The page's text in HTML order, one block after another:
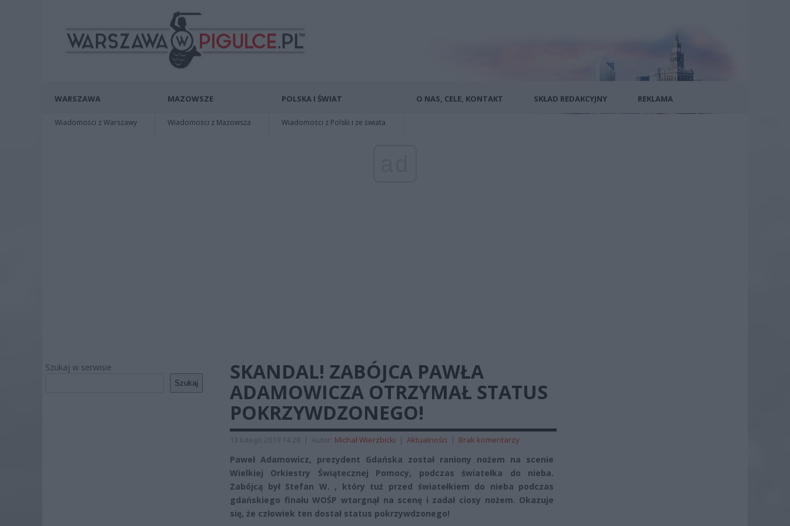
WARSZAWA
Wiadomości z Warszawy
MAZOWSZE
Wiadomości z Mazowsza
POLSKA I ŚWIAT
Wiadomości z Polski i ze świata
O NAS, CELE, KONTAKT SKŁAD REDAKCYJNY REKLAMA
Szukaj w serwisie
Szukaj
SKANDAL! ZABÓJCA PAWŁA
ADAMOWICZA OTRZYMAŁ STATUS
POKRZYWDZONEGO!
13 lutego 2019 14:28 | Autor: Michał Wierzbicki | Aktualności | Brak komentarzy
Paweł Adamowicz, prezydent Gdańska został raniony nożem na scenie
Wielkiej Orkiestry Świątecznej Pomocy, podczas światełka do nieba.
Zabójcą był Stefan W. , który tuż przed światełkiem do nieba podczas
gdańskiego finału WOŚP wtargnął na scenę i zadał ciosy nożem. Okazuje
się, że człowiek ten dostał status pokrzywdzonego!